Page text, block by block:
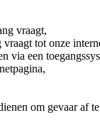
vraagt,
tot onze
via een
om gevaar af